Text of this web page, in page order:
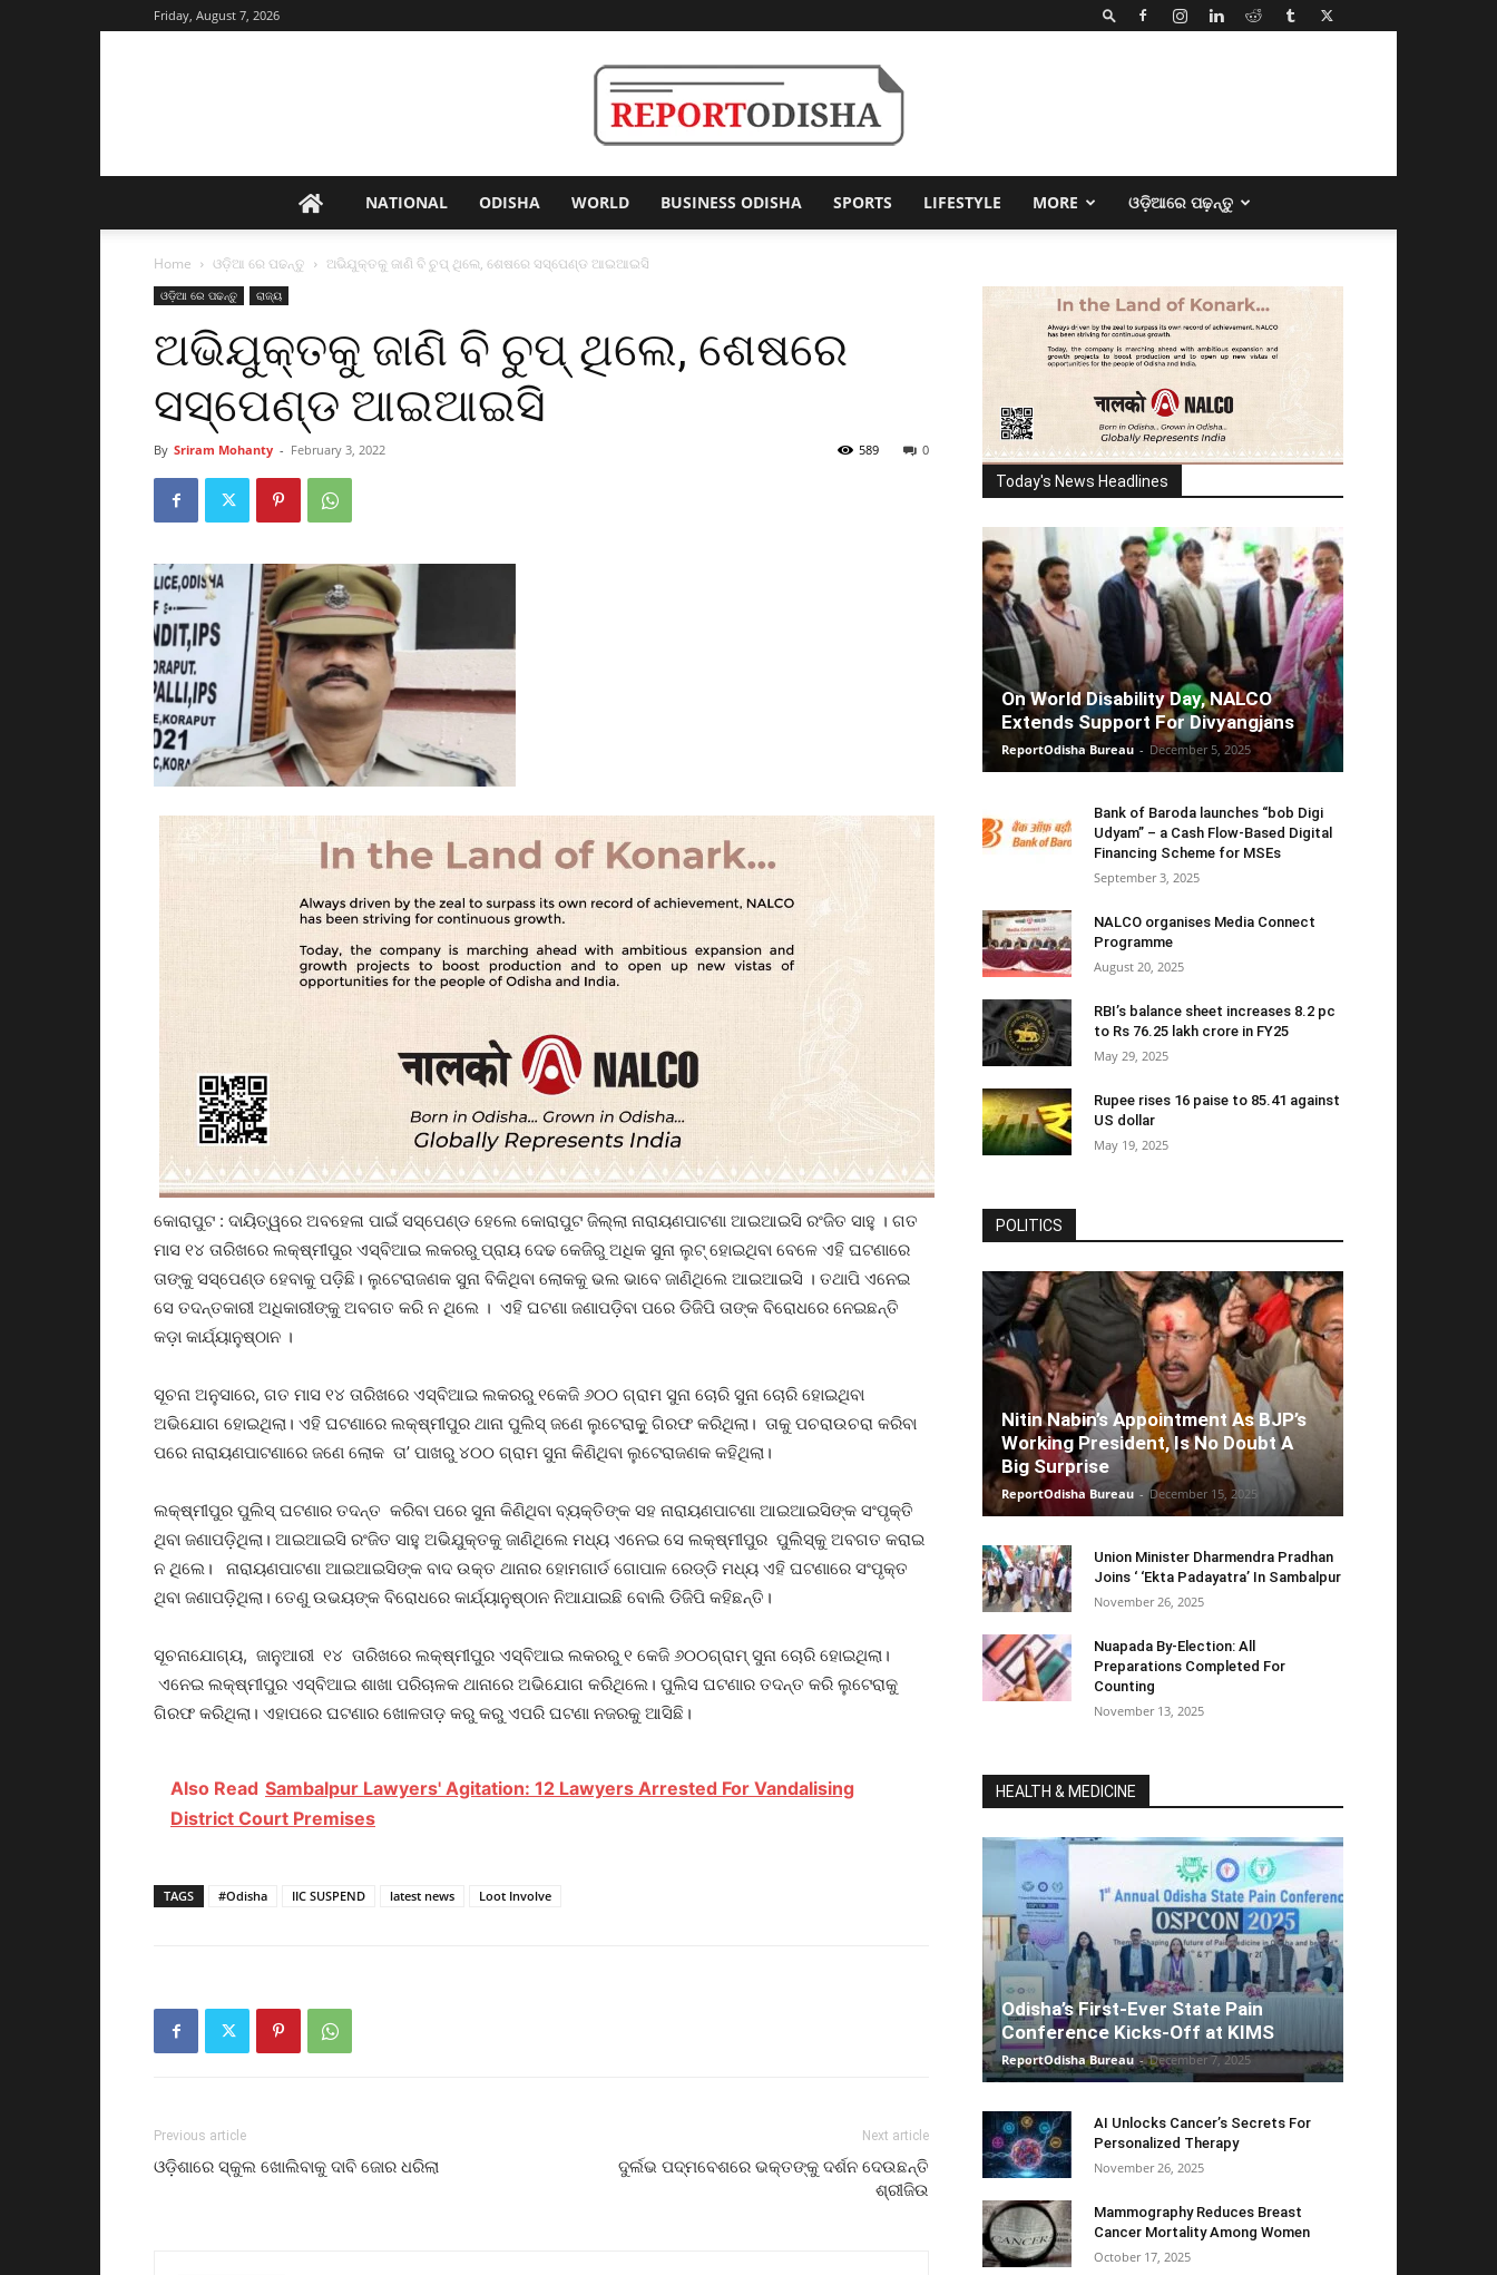
Friday, August 7, 2026
Odisha
NATIONAL ODISHA WORLD BUSINESS ODISHA SPORTS LIFESTYLE MORE ଓଡ଼ିଆରେ ପଢ଼ନ୍ତୁ
Home ଓଡ଼ିଆ ରେ ପଢନ୍ତୁ ଅଭିଯୁକ୍ତକୁ ଜାଣି ବି ଚୁପ୍‌ ଥିଲେ, ଶେଷରେ ସସ୍‌ପେଣ୍ଡ ଆଇଆଇସି
ଓଡ଼ିଆ ରେ ପଢନ୍ତୁ ରାଜ୍ୟ
ଅଭିଯୁକ୍ତକୁ ଜାଣି ବି ଚୁପ୍‌ ଥିଲେ, ଶେଷରେ
ସସ୍‌ପେଣ୍ଡ ଆଇଆଇସି
By Sriram Mohanty - February 3, 2022 0
589
କୋରାପୁଟ : ଦାୟିତ୍ୱରେ ଅବହେଳା ପାଇଁ ସସ୍‌ପେଣ୍ଡ ହେଲେ କୋରାପୁଟ ଜିଲ୍ଲା ନାରାୟଣପାଟଣା ଆଇଆଇସି ରଂଜିତ ସାହୁ । ଗତ
ମାସ ୧୪ ତାରିଖରେ ଲକ୍ଷ୍ମୀପୁର ଏସ୍‌ବିଆଇ ଲକରରୁ ପ୍ରାୟ ଦେଢ କେଜିରୁ ଅଧିକ ସୁନା ଲୁଟ୍‌ ହୋଇଥିବା ବେଳେ ଏହି ଘଟଣାରେ
ତାଙ୍କୁ ସସ୍‌ପେଣ୍ଡ ହେବାକୁ ପଡ଼ିଛି। ଲୁଟେରାଜଣକ ସୁନା ବିକିଥିବା ଲୋକକୁ ଭଲ ଭାବେ ଜାଣିଥିଲେ ଆଇଆଇସି । ତଥାପି ଏନେଇ
ସେ ତଦନ୍ତକାରୀ ଅଧିକାରୀଙ୍କୁ ଅବଗତ କରି ନ ଥିଲେ । ଏହି ଘଟଣା ଜଣାପଡ଼ିବା ପରେ ଡିଜିପି ତାଙ୍କ ବିରୋଧରେ ନେଇଛନ୍ତି
କଡ଼ା କାର୍ଯ୍ୟାନୁଷ୍ଠାନ ।
ସୂଚନା ଅନୁସାରେ, ଗତ ମାସ ୧୪ ତାରିଖରେ ଏସ୍‌ବିଆଇ ଲକରରୁ ୧କେଜି ୬୦୦ ଗ୍ରାମ ସୁନା ଚୋରି ସୁନା ଚୋରି ହୋଇଥିବା
ଅଭିଯୋଗ ହୋଇଥିଲା। ଏହି ଘଟଣାରେ ଲକ୍ଷ୍ମୀପୁର ଥାନା ପୁଲିସ୍‌ ଜଣେ ଲୁଟେରାକୁ଼ ଗିରଫ କରିଥିଲା। ତାକୁ ପଚରାଉଚରା କରିବା
ପରେ ନାରାୟଣପାଟଣାରେ ଜଣେ ଲୋକ ତା’ ପାଖରୁ ୪୦୦ ଗ୍ରାମ ସୁନା କିଣିଥିବା ଲୁଟେରାଜଣକ କହିଥିଲା।
ଲକ୍ଷ୍ମୀପୁର ପୁଲିସ୍‌ ଘଟଣାର ତଦନ୍ତ କରିବା ପରେ ସୁନା କିଣିଥିବା ବ୍ୟକ୍ତିଙ୍କ ସହ ନାରାୟଣପାଟଣା ଆଇଆଇସିଙ୍କ ସଂପୃକ୍ତି
ଥିବା ଜଣାପଡ଼ିଥିଲା। ଆଇଆଇସି ରଂଜିତ ସାହୁ ଅଭିଯୁକ୍ତକୁ ଜାଣିଥିଲେ ମଧ୍ୟ ଏନେଇ ସେ ଲକ୍ଷ୍ମୀପୁର ପୁଲିସ୍‌କୁ ଅବଗତ କରାଇ
ନ ଥିଲେ। ନାରାୟଣପାଟଣା ଆଇଆଇସିଙ୍କ ବାଦ ଉକ୍ତ ଥାନାର ହୋମଗାର୍ଡ ଗୋପାଳ ରେଡ୍ଡି ମଧ୍ୟ ଏହି ଘଟଣାରେ ସଂପୃକ୍ତ
ଥିବା ଜଣାପଡ଼ିଥିଲା। ତେଣୁ ଉଭୟଙ୍କ ବିରୋଧରେ କାର୍ଯ୍ୟାନୁଷ୍ଠାନ ନିଆଯାଇଛି ବୋଲି ଡିଜିପି କହିଛନ୍ତି।
ସୂଚନାଯୋଗ୍ୟ, ଜାନୁଆରୀ ୧୪ ତାରିଖରେ ଲକ୍ଷ୍ମୀପୁର ଏସ୍‌ବିଆଇ ଲକରରୁ ୧ କେଜି ୬୦୦ଗ୍ରାମ୍ ସୁନା ଚୋରି ହୋଇଥିଲା।
ଏନେଇ ଲକ୍ଷ୍ମୀପୁର ଏସ୍‌ବିଆଇ ଶାଖା ପରିଚାଳକ ଥାନାରେ ଅଭିଯୋଗ କରିଥିଲେ। ପୁଲିସ ଘଟଣାର ତଦନ୍ତ କରି ଲୁଟେରାକୁ
ଗିରଫ କରିଥିଲା। ଏହାପରେ ଘଟଣାର ଖୋଳତାଡ଼ କରୁ କରୁ ଏପରି ଘଟଣା ନଜରକୁ ଆସିଛି।
Also Read Sambalpur Lawyers' Agitation: 12 Lawyers Arrested For Vandalising
District Court Premises
TAGS #Odisha IIC SUSPEND latest news Loot Involve
Previous article
ଓଡ଼ିଶାରେ ସ୍କୁଲ ଖୋଲିବାକୁ ଦାବି ଜୋର ଧରିଲା
Next article
ଦୁର୍ଲଭ ପଦ୍ମବେଶରେ ଭକ୍ତଙ୍କୁ ଦର୍ଶନ ଦେଉଛନ୍ତି
ଶ୍ରୀଜିଉ
Today's News Headlines
On World Disability Day, NALCO
Extends Support For Divyangjans
ReportOdisha Bureau - December 5, 2025
Bank of Baroda launches “bob Digi
Udyam” – a Cash Flow-Based Digital
Financing Scheme for MSEs
September 3, 2025
NALCO organises Media Connect
Programme
August 20, 2025
RBI’s balance sheet increases 8.2 pc
to Rs 76.25 lakh crore in FY25
May 29, 2025
Rupee rises 16 paise to 85.41 against
US dollar
May 19, 2025
POLITICS
Nitin Nabin’s Appointment As BJP’s
Working President, Is No Doubt A
Big Surprise
ReportOdisha Bureau - December 15, 2025
Union Minister Dharmendra Pradhan
Joins ‘ ‘Ekta Padayatra’ In Sambalpur
November 26, 2025
Nuapada By-Election: All
Preparations Completed For
Counting
November 13, 2025
HEALTH & MEDICINE
Odisha’s First-Ever State Pain
Conference Kicks-Off at KIMS
ReportOdisha Bureau - December 7, 2025
AI Unlocks Cancer’s Secrets For
Personalized Therapy
November 26, 2025
Mammography Reduces Breast
Cancer Mortality Among Women
October 17, 2025